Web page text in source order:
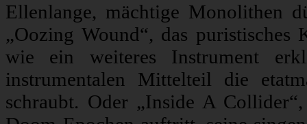
Ellenlange, mächtige Monolithen
„Oozing Wound“, das puristisches
wie ein weiteres Instrument
instrumentalen Mittelteil die
schraubt. Oder „Inside A